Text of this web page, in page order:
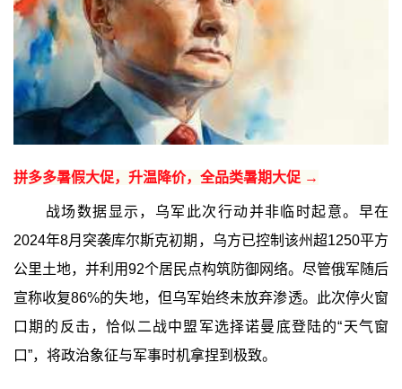
拼多多暑假大促，升温降价，全品类暑期大促 →
战场数据显示，乌军此次行动并非临时起意。早在
2024年8月突袭库尔斯克初期，乌方已控制该州超1250平方
公里土地，并利用92个居民点构筑防御网络。尽管俄军随后
宣称收复86%的失地，但乌军始终未放弃渗透。此次停火窗
口期的反击，恰似二战中盟军选择诺曼底登陆的“天气窗
口”，将政治象征与军事时机拿捏到极致。